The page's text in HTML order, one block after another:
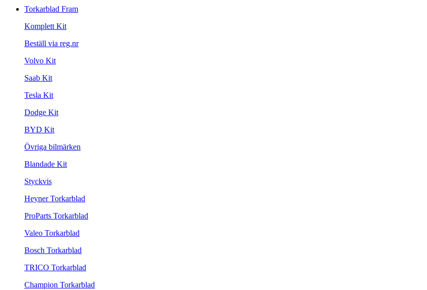
Torkarblad Fram
Komplett Kit
Beställ via reg.nr
Volvo Kit
Saab Kit
Tesla Kit
Dodge Kit
BYD Kit
Övriga bilmärken
Blandade Kit
Styckvis
Heyner Torkarblad
ProParts Torkarblad
Valeo Torkarblad
Bosch Torkarblad
TRICO Torkarblad
Champion Torkarblad